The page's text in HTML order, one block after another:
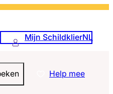
Mijn SchildklierNL
Help mee